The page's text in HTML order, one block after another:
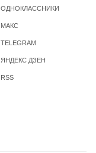
ОДНОКЛАССНИКИ
МАКС
TELEGRAM
ЯНДЕКС ДЗЕН
RSS